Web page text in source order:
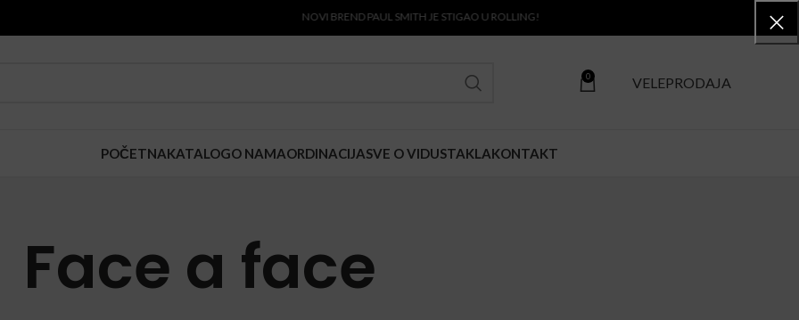
NOVI BREND PAUL SMITH JE STIGAO U ROLLING!
0 VELEPRODAJA
POČETNAKATALOGO NAMAORDINACIJASVE O VIDUSTAKLAKONTAKT
Face a face